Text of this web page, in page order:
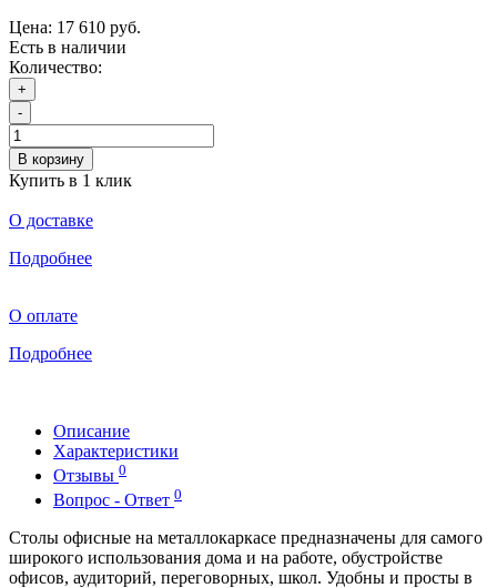
Цена: 17 610 руб.
Есть в наличии
Количество:
+
-
В корзину
Купить в 1 клик
О доставке
Подробнее
О оплате
Подробнее
Описание
Характеристики
Отзывы 0
Вопрос - Ответ 0
Столы офисные на металлокаркасе предназначены для самого
широкого использования дома и на работе, обустройстве
офисов, аудиторий, переговорных, школ. Удобны и просты в